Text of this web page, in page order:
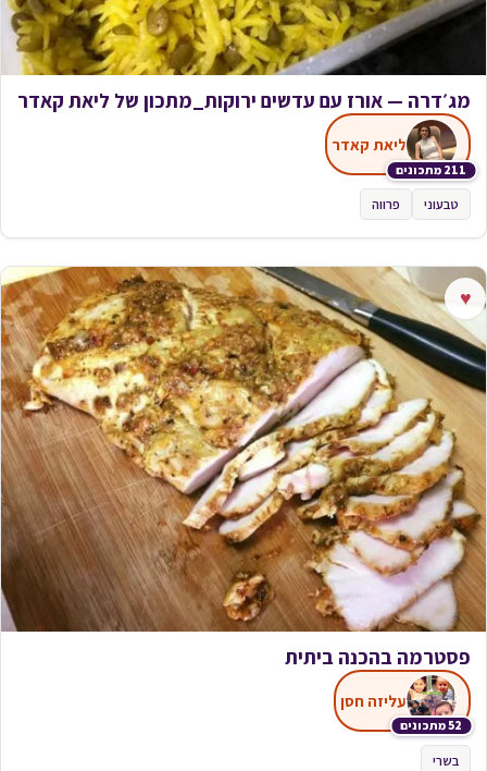
מג׳דרה — אורז עם עדשים ירוקות_מתכון של ליאת קאדר
211 מתכונים
ליאת קאדר
טבעוני פרווה
♥
פסטרמה בהכנה ביתית
52 מתכונים
עליזה חסן
בשרי